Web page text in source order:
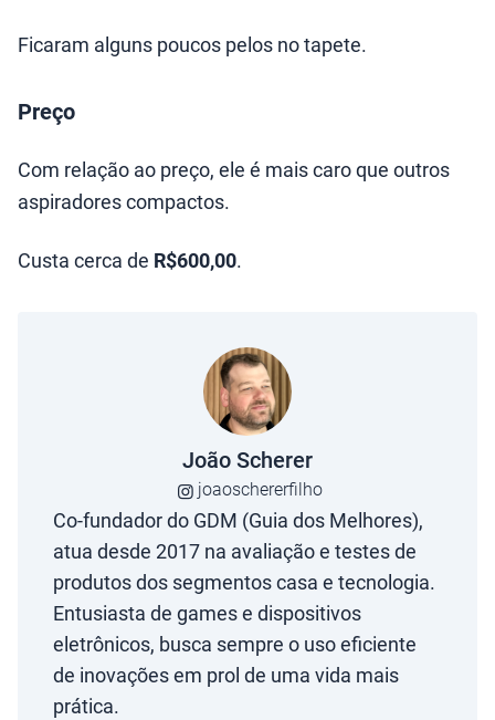
Ficaram alguns poucos pelos no tapete.
Preço
Com relação ao preço, ele é mais caro que outros
aspiradores compactos.
Custa cerca de R$600,00.
João Scherer
joaoschererfilho
Co-fundador do GDM (Guia dos Melhores),
atua desde 2017 na avaliação e testes de
produtos dos segmentos casa e tecnologia.
Entusiasta de games e dispositivos
eletrônicos, busca sempre o uso eficiente
de inovações em prol de uma vida mais
prática.